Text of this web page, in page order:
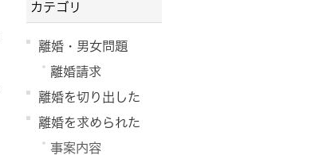
カテゴリ
離婚・男女問題
離婚請求
離婚を切り出した
離婚を求められた
事案内容